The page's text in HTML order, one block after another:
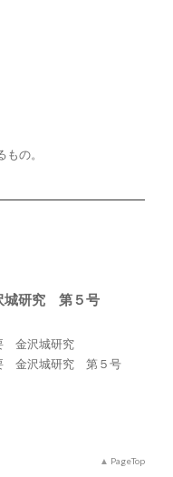
の。
研究 第５号
金沢城研究
金沢城研究 第５号
PageTop